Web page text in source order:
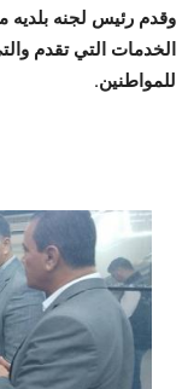
وقدم رئيس لجنه
الخدمات التي تقدم
للمواطنين.